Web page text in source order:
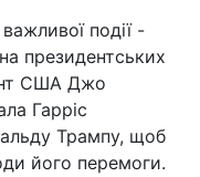
події -
президентських
США Джо
Гарріс
Трампу, щоб
його перемоги.